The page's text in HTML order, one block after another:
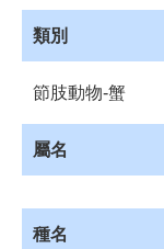
資
藏
類別
節肢動物-蟹
屬名
種名